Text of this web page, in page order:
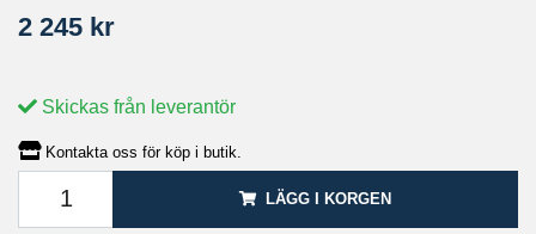
2 245 kr
Skickas från leverantör
Kontakta oss för köp i butik.
LÄGG I KORGEN